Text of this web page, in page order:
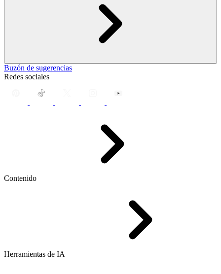
Buzón de sugerencias
Redes sociales
Contenido
Herramientas de IA